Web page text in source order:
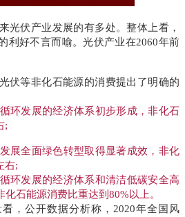
光伏产业发展的有多处。整体上看，
利好不言而喻。光伏产业在2060年前
伏等非化石能源的消费提出了明确的
环发展的经济体系初步形成，非化石
;
展全面绿色转型取得显著成效，非化
右;
环发展的经济体系和清洁低碳安全高
石能源消费比重达到80%以上。
，公开数据分析称，2020年全国风